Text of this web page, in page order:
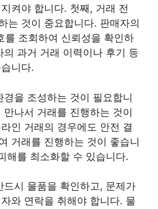
켜야 합니다. 첫째, 거래 전
는 것이 중요합니다. 판매자의
를 조회하여 신뢰성을 확인하
의 과거 거래 이력이나 후기 등
니다.
을 조성하는 것이 필요합니
나서 거래를 진행하는 것이
인 거래의 경우에도 안전 결
거래를 진행하는 것이 좋습니
해를 최소화할 수 있습니다.
시 물품을 확인하고, 문제가
와 연락을 취해야 합니다. 물